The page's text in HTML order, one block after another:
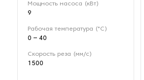
Мощность насоса (кВт)
9
Рабочая температура (°C)
0 – 40
Скорость реза (мм/с)
1500